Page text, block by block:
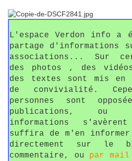
L'espace Verdon info a
partage d'informations
associations... Sur
des photos , des
des textes sont mis
de convivialité.
personnes sont
publications, ou
informations
suffira de m'en
directement sur le
commentaire, ou par mail